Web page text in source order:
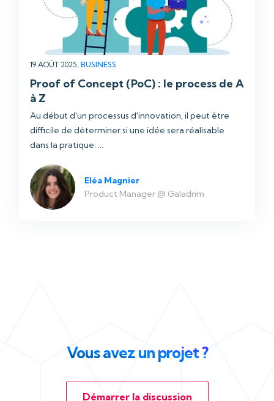
19 AOÛT 2025, BUSINESS
Proof of Concept (PoC) : le process de A
à Z
Au début d'un processus d'innovation, il peut être
difficile de déterminer si une idée sera réalisable
dans la pratique. ...
Eléa Magnier
Product Manager @ Galadrim
Vous avez un projet ?
Démarrer la discussion